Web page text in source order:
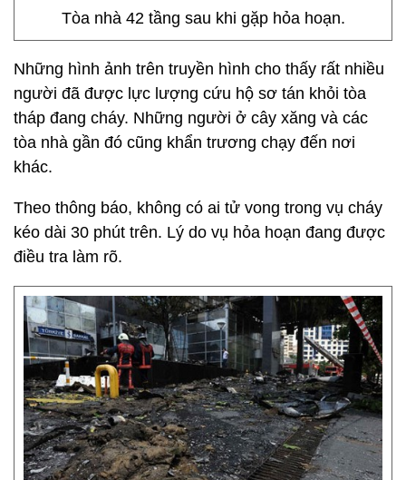
Tòa nhà 42 tầng sau khi gặp hỏa hoạn.
Những hình ảnh trên truyền hình cho thấy rất nhiều
người đã được lực lượng cứu hộ sơ tán khỏi tòa
tháp đang cháy. Những người ở cây xăng và các
tòa nhà gần đó cũng khẩn trương chạy đến nơi
khác.
Theo thông báo, không có ai tử vong trong vụ cháy
kéo dài 30 phút trên. Lý do vụ hỏa hoạn đang được
điều tra làm rõ.